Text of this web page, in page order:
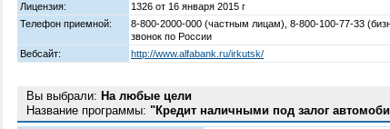
Лицензия:
1326 от 16 января 2015 г
Телефон приемной:
8-800-2000-000 (частным лицам), 8-800-100-77-33
звонок по России
Вебсайт:
http://www.alfabank.ru/irkutsk/
Вы выбрали: На любые цели
Название программы: "Кредит наличными под залог